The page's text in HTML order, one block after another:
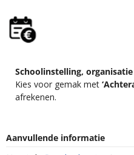
Schoolinstelling,
Kies voor gemak met
afrekenen.
Aanvullende informatie